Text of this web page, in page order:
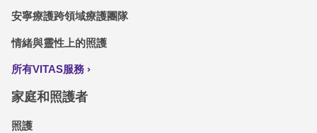
安寧療護跨領域療護團隊
情緒與靈性上的照護
所有VITAS服務
家庭和照護者
照護